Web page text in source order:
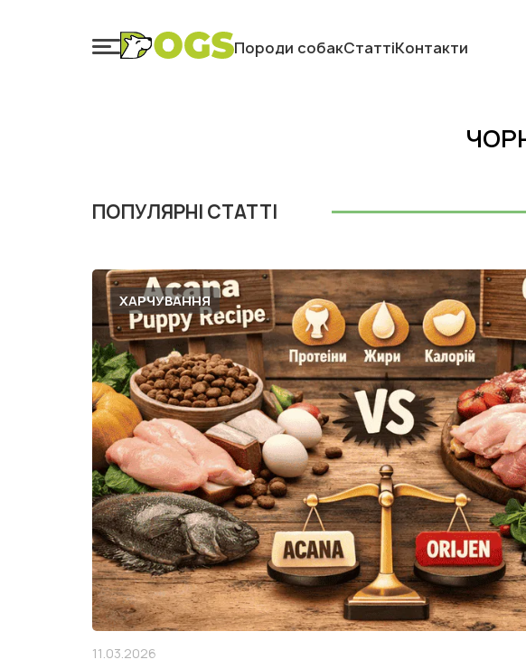
Породи собакСтаттіКонтакти
ПОПУЛЯРНІ СТАТТІ
ХАРЧУВАННЯ
11.03.2026